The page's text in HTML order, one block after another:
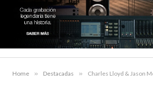
Home » Destacadas » Charles Lloyd & Jason